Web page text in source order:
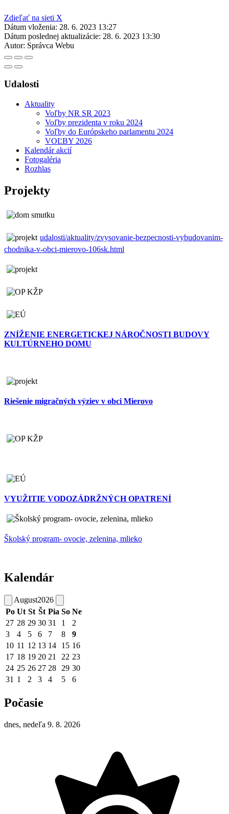
Zdieľať na sieti X
Dátum vloženia: 28. 6. 2023 13:27
Dátum poslednej aktualizácie: 28. 6. 2023 13:30
Autor: Správca Webu
Udalosti
Aktuality
Voľby NR SR 2023
Voľby prezidenta v roku 2024
Voľby do Európskeho parlamentu 2024
VOĽBY 2026
Kalendár akcií
Fotogaléria
Rozhlas
Projekty
udalosti/aktuality/zvysovanie-bezpecnosti-vybudovanim-
chodnika-v-obci-mierovo-106sk.html
ZNÍŽENIE ENERGETICKEJ NÁROČNOSTI BUDOVY
KULTÚRNEHO DOMU
Riešenie migračných výziev v obci Mierovo
VYUŽITIE VODOZÁDRŽNÝCH OPATRENÍ
Školský program- ovocie, zelenina, mlieko
Kalendár
August2026
Po Ut St Št Pia So Ne
27 28 29 30 31 1
2
3
4 5 6 7 8
9
10 11 12 13 14 15 16
17 18 19 20 21 22 23
24 25 26 27 28 29 30
31 1 2 3 4 5 6
Počasie
dnes, nedeľa 9. 8. 2026